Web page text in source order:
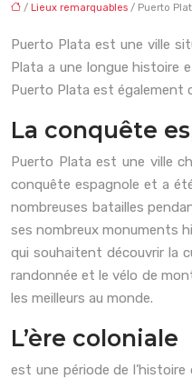
/ Lieux remarquables / Puerto
Puerto Plata est une ville
Plata a une longue histoire
Puerto Plata est également
La conquête
Puerto Plata est une ville
conquête espagnole et a
nombreuses batailles
ses nombreux monuments
qui souhaitent découvrir la
randonnée et le vélo de
les meilleurs au monde.
L’ère coloniale
est une période de